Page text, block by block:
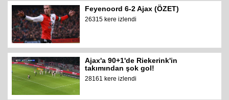
Feyenoord 6-2 Ajax (ÖZET)
26315 kere izlendi
Ajax'a 90+1'de Riekerink'in
takımından şok gol!
28161 kere izlendi